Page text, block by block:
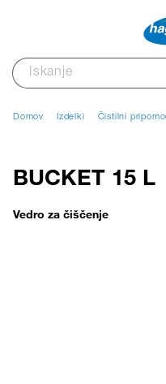
Domov Izdelki Čistilni
BUCKET 15 L
Vedro za čiščenje